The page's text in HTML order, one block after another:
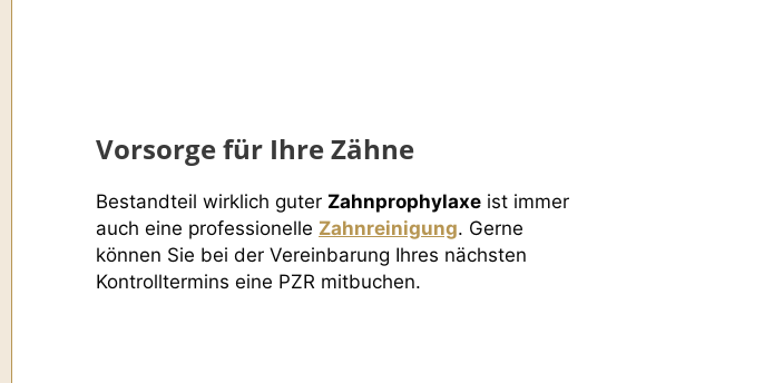
Vorsorge für Ihre Zähne
Bestandteil wirklich guter Zahnprophylaxe ist immer
auch eine professionelle Zahnreinigung. Gerne
können Sie bei der Vereinbarung Ihres nächsten
Kontrolltermins eine PZR mitbuchen.